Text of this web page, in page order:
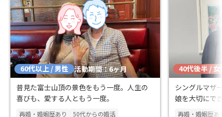
60代以上 / 男性 活動期間：6ヶ月
昔見た富士山頂の景色をもう一度。人生の
喜びも、愛する人ともう一度。
再婚・婚姻歴あり 50代からの婚活
40代後半 / 女
シングルマザ
娘を大切にで
再婚・婚姻歴あ